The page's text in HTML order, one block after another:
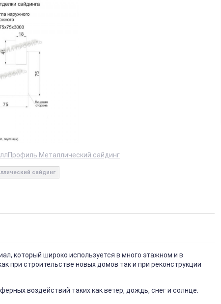
Металлический сайдинг
сайдинг
который широко используется в много этажном и в
при строительстве новых домов так и при реконструкции
воздействий таких как ветер, дождь, снег и солнце.